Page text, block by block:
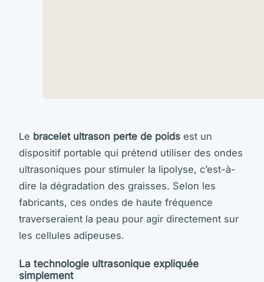
Le bracelet ultrason perte de poids est un
dispositif portable qui prétend utiliser des ondes
ultrasoniques pour stimuler la lipolyse, c’est-à-
dire la dégradation des graisses. Selon les
fabricants, ces ondes de haute fréquence
traverseraient la peau pour agir directement sur
les cellules adipeuses.
La technologie ultrasonique expliquée
simplement